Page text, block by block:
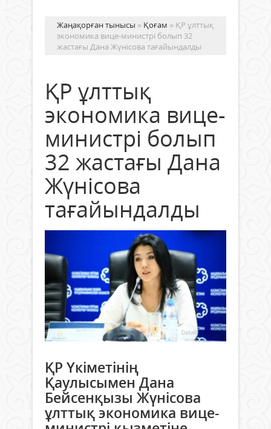
Жаңақорған тынысы » Қоғам » ҚР ұлттық
экономика вице-министрі болып 32
жастағы Дана Жүнісова тағайындалды
ҚР ұлттық
экономика вице-
министрі болып
32 жастағы Дана
Жүнісова
тағайындалды
ҚР Үкіметінің
Қаулысымен Дана
Бейсенқызы Жүнісова
ұлттық экономика вице-